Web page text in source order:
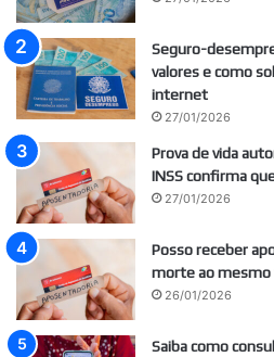
Seguro-
valores e como
internet
27/01/2026
Prova de vida
INSS confirma
27/01/2026
Posso receber
morte ao mesmo
26/01/2026
Saiba como